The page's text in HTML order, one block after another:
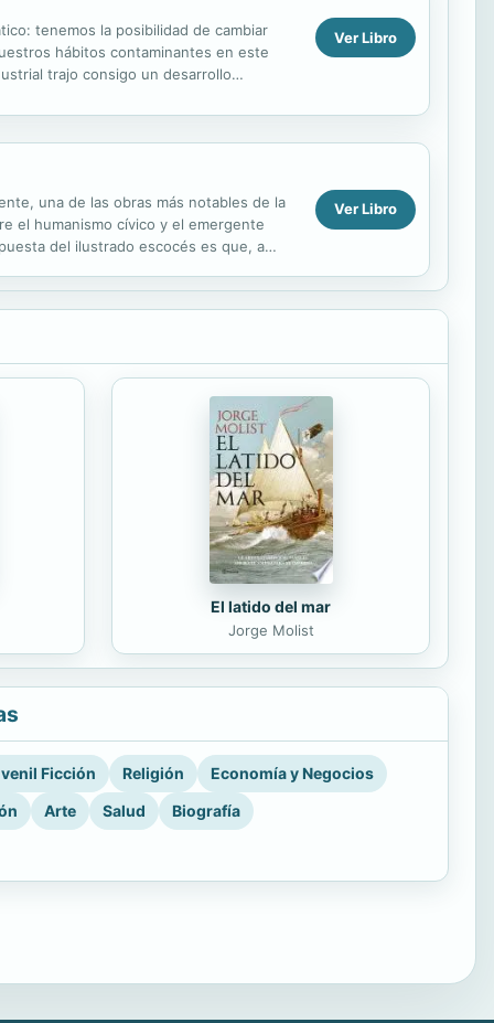
tenemos la posibilidad de cambiar
hábitos contaminantes en este
trajo consigo un desarrollo
Ver Libro
una de las obras más notables de la
el humanismo cívico y el emergente
del ilustrado escocés es que, a
Ver Libro
El latido del mar
Jorge Molist
Ficción Religión
Economía y Negocios
Arte Salud Biografía